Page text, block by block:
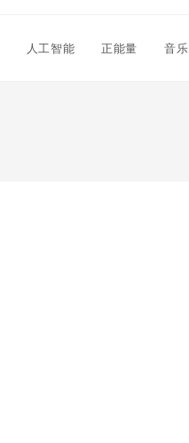
人工智能 正能量 音乐